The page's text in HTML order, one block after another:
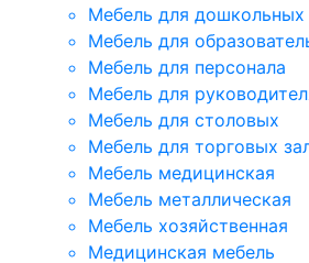
Мебель для
Мебель для
Мебель для персонала
Мебель для
Мебель для столовых
Мебель для торговых
Мебель медицинская
Мебель металлическая
Мебель хозяйственная
Медицинская мебель